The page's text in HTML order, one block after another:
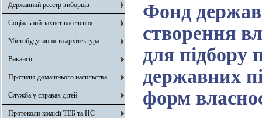
Державний реєстр виборців
Соціальний захист населення
Містобудування та архітектура
Вакансії
Протидія домашнього насильства
Служба у справах дітей
Протоколи комісії ТЕБ та НС
Фонд
створення
для підбору
державних
форм